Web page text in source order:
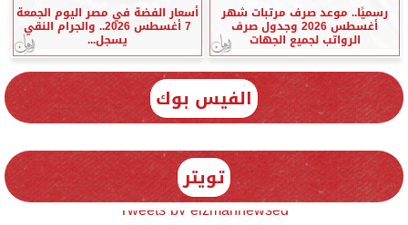
رسميًا.. موعد صرف مرتبات شهر
أغسطس 2026 وجدول صرف
الرواتب لجميع الجهات
أسعار الفضة في مصر اليوم الجمعة
7 أغسطس 2026.. والجرام النقي
يسجل...
الفيس بوك
تويتر
Tweets by elzmannewseg